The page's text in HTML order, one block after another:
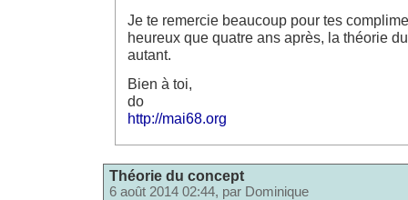
Je te remercie beaucoup pour tes
heureux que quatre ans après, la théorie
autant.
Bien à toi,
do
http://mai68.org
Théorie du concept
6 août 2014 02:44, par Dominique